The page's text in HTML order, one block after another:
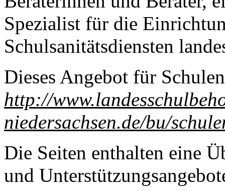
Spezialist für die
Schulsanitätsdiensten
Dieses Angebot für
http://
niedersachsen.de/bu/
Die Seiten enthalten eine
und